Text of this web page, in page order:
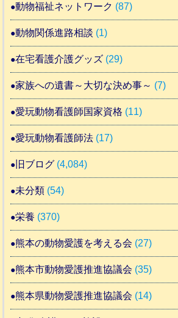
動物福祉ネットワーク (87)
動物関係進路相談 (1)
在宅看護介護グッズ (29)
家族への遺書～大切な決め事～ (7)
愛玩動物看護師国家資格 (11)
愛玩動物看護師法 (17)
旧ブログ (4,084)
未分類 (54)
栄養 (370)
熊本の動物愛護を考える会 (27)
熊本市動物愛護推進協議会 (35)
熊本県動物愛護推進協議会 (14)